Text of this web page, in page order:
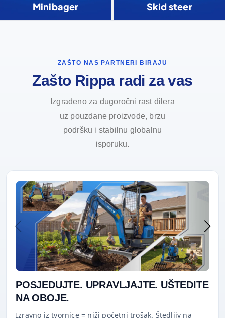
Minibager Skid steer
ZAŠTO NAS PARTNERI BIRAJU
Zašto Rippa radi za vas
Izgrađeno za dugoročni rast dilera
uz pouzdane proizvode, brzu
podršku i stabilnu globalnu
isporuku.
POSJEDUJTE. UPRAVLJAJTE. UŠTEDITE
NA OBOJE.
Izravno iz tvornice = niži početni trošak. Štedljiv na